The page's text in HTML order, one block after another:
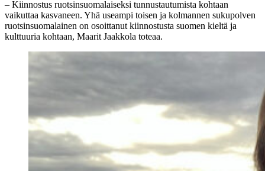
– Kiinnostus ruotsinsuomalaiseksi tunnustautumista kohtaan
vaikuttaa kasvaneen. Yhä useampi toisen ja kolmannen sukupolven
ruotsinsuomalainen on osoittanut kiinnostusta suomen kieltä ja
kulttuuria kohtaan, Maarit Jaakkola toteaa.